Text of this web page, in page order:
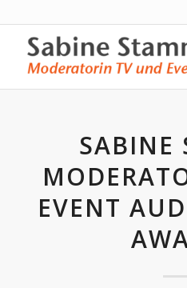
SABINE
EVENT